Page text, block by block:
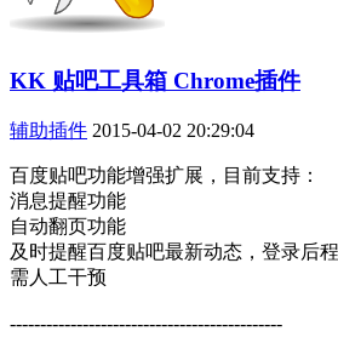
KK 贴吧工具箱 Chrome插件
辅助插件 2015-04-02 20:29:04
百度贴吧功能增强扩展，目前支持：
消息提醒功能
自动翻页功能
及时提醒百度贴吧最新动态，登录后
需人工干预
---------------------------------------------